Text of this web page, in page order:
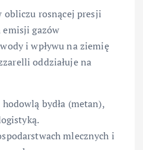
obliczu rosnącej presji
emisji gazów
i wpływu na ziemię
oddziałuje na
bydła (metan),
mlecznych i